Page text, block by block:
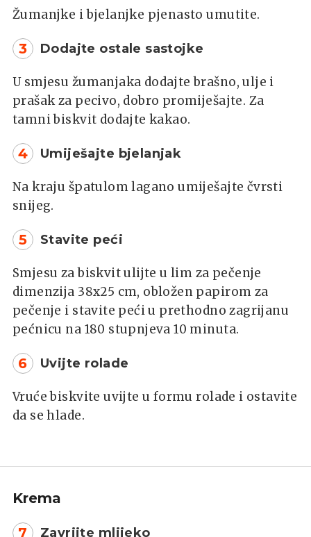
Žumanjke i bjelanjke pjenasto umutite.
3 Dodajte ostale sastojke
U smjesu žumanjaka dodajte brašno, ulje i
prašak za pecivo, dobro promiješajte. Za
tamni biskvit dodajte kakao.
4 Umiješajte bjelanjak
Na kraju špatulom lagano umiješajte čvrsti
snijeg.
5 Stavite peći
Smjesu za biskvit ulijte u lim za pečenje
dimenzija 38x25 cm, obložen papirom za
pečenje i stavite peći u prethodno zagrijanu
pećnicu na 180 stupnjeva 10 minuta.
6 Uvijte rolade
Vruće biskvite uvijte u formu rolade i ostavite
da se hlade.
Krema
7 Zavrijte mlijeko